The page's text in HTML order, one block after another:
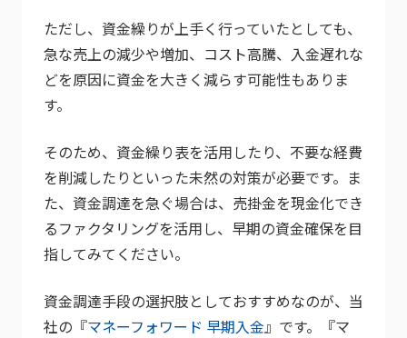
ただし、資金繰りが上手く行っていたとしても、
急な売上の減少や増加、コスト高騰、入金遅れな
どを原因に資金を大きく減らす可能性もありま
す。
そのため、資金繰り表を活用したり、不要な経費
を削減したりといった未然の対策が必要です。ま
た、資金調達を急ぐ場合は、売掛金を現金化でき
るファクタリングを活用し、早期の資金確保を目
指してみてください。
資金調達手段の選択肢としておすすめなのが、当
社の『マネーフォワード 早期入金』です。『マ